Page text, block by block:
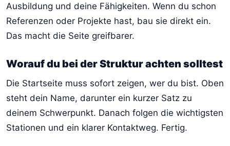
Ausbildung und deine Fähigkeiten. Wenn du schon
Referenzen oder Projekte hast, bau sie direkt ein.
Das macht die Seite greifbarer.
Worauf du bei der Struktur achten solltest
Die Startseite muss sofort zeigen, wer du bist. Oben
steht dein Name, darunter ein kurzer Satz zu
deinem Schwerpunkt. Danach folgen die wichtigsten
Stationen und ein klarer Kontaktweg. Fertig.